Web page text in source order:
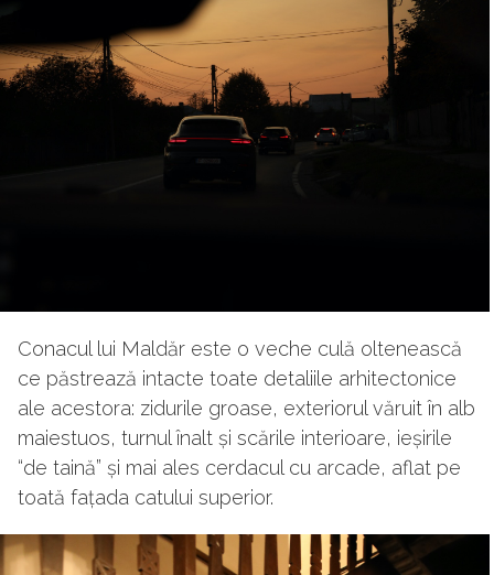
Conacul lui Maldăr este o veche culă oltenească
ce păstrează intacte toate detaliile arhitectonice
ale acestora: zidurile groase, exteriorul văruit în alb
maiestuos, turnul înalt și scările interioare, ieșirile
“de taină” și mai ales cerdacul cu arcade, aflat pe
toată fațada catului superior.